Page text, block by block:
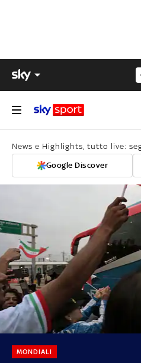
News e Highlights, tutto live:
Google Discover
MONDIALI